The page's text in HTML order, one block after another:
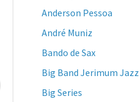
Anderson Pessoa
André Muniz
Bando de Sax
Big Band Jerimum Jazz
Big Series